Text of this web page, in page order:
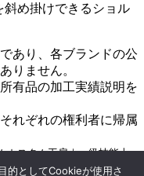
斜め掛けできるショル
あり、各ブランドの公
りません。
有品の加工実績説明を
れぞれの権利者に帰属
カスタム工房｜一級技能士
的としてCookieが使用さ